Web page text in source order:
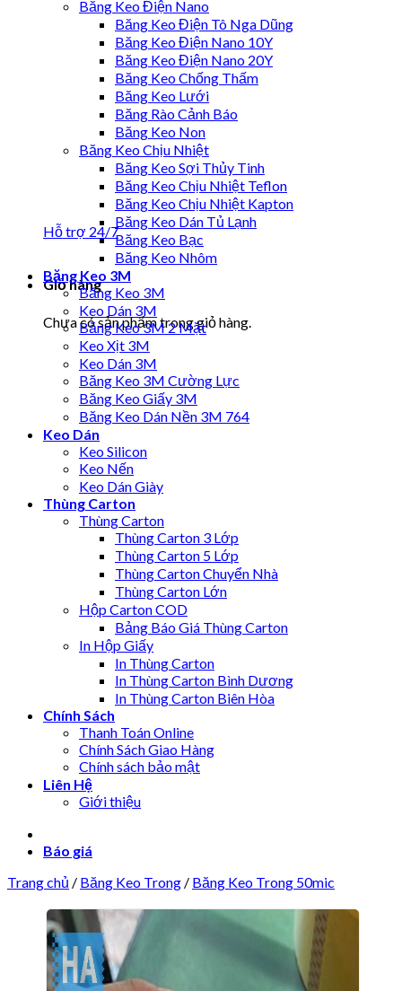
Hỗ trợ 24/7
Giỏ hàng
Chưa có sản phẩm trong giỏ hàng.
Băng Keo Điện Nano
Băng Keo Điện Tô Nga Dũng
Băng Keo Điện Nano 10Y
Băng Keo Điện Nano 20Y
Băng Keo Chống Thấm
Băng Keo Lưới
Băng Rào Cảnh Báo
Băng Keo Non
Băng Keo Chịu Nhiệt
Băng Keo Sợi Thủy Tinh
Băng Keo Chịu Nhiệt Teflon
Băng Keo Chịu Nhiệt Kapton
Băng Keo Dán Tủ Lạnh
Băng Keo Bạc
Băng Keo Nhôm
Băng Keo 3M
Băng Keo 3M
Keo Dán 3M
Băng Keo 3M 2 Mặt
Keo Xịt 3M
Keo Dán 3M
Băng Keo 3M Cường Lực
Băng Keo Giấy 3M
Băng Keo Dán Nền 3M 764
Keo Dán
Keo Silicon
Keo Nến
Keo Dán Giày
Thùng Carton
Thùng Carton
Thùng Carton 3 Lớp
Thùng Carton 5 Lớp
Thùng Carton Chuyển Nhà
Thùng Carton Lớn
Hộp Carton COD
Bảng Báo Giá Thùng Carton
In Hộp Giấy
In Thùng Carton
In Thùng Carton Bình Dương
In Thùng Carton Biên Hòa
Chính Sách
Thanh Toán Online
Chính Sách Giao Hàng
Chính sách bảo mật
Liên Hệ
Giới thiệu
Báo giá
Trang chủ / Băng Keo Trong / Băng Keo Trong 50mic